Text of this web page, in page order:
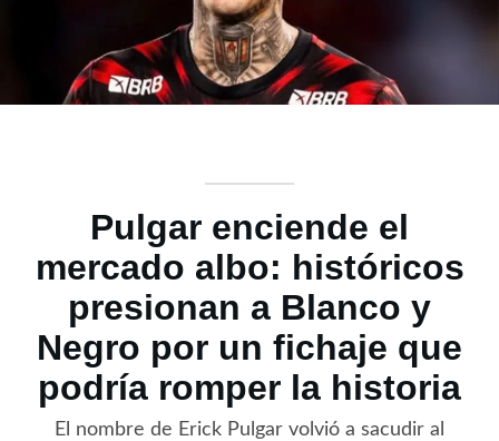
Pulgar enciende el
mercado albo: históricos
presionan a Blanco y
Negro por un fichaje que
podría romper la historia
El nombre de Erick Pulgar volvió a sacudir al